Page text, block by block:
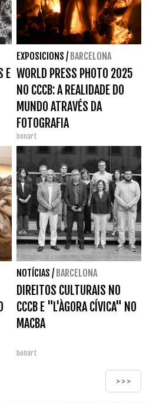
E
EXPOSICIONS / BARCELONA
WORLD PRESS PHOTO 2025
NO CCCB: A REALIDADE DO
MUNDO ATRAVÉS DA
FOTOGRAFIA
bonart
NOTÍCIAS / BARCELONA
DIREITOS CULTURAIS NO
CCCB E "L'ÀGORA CÍVICA" NO
MACBA
bonart
>>>